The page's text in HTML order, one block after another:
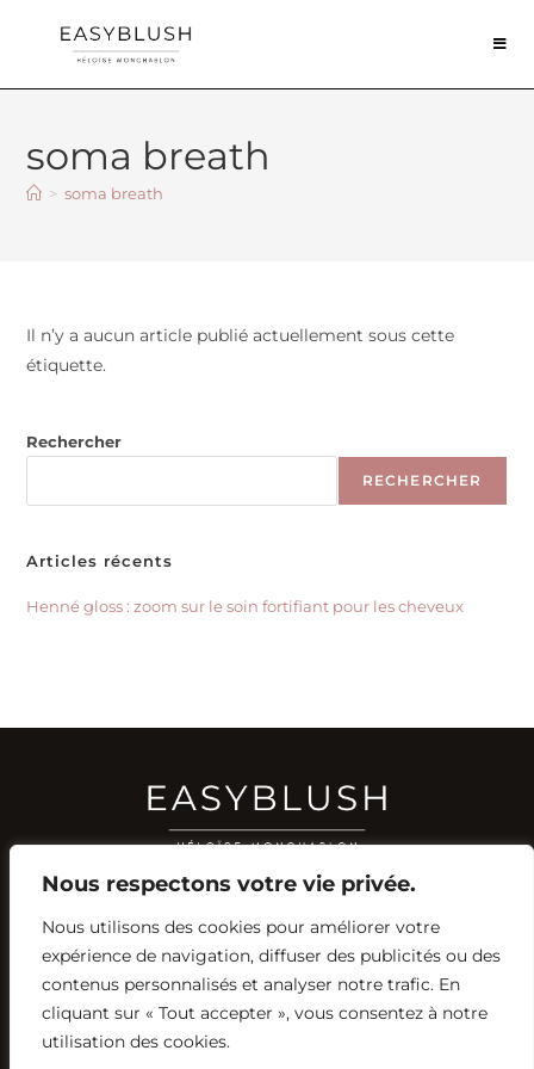
Nous respectons votre vie privée.
Nous utilisons des cookies pour améliorer votre
expérience de navigation, diffuser des publicités ou des
contenus personnalisés et analyser notre trafic. En
cliquant sur « Tout accepter », vous consentez à notre
utilisation des cookies.
soma breath
> soma breath
Il n’y a aucun article publié actuellement sous cette
étiquette.
Rechercher
RECHERCHER
Articles récents
Henné gloss : zoom sur le soin fortifiant pour les cheveux
RÉSEAUX SOCIAUX
YOUTUBE
INSTAGRAM
FACEBOOK
PINTEREST